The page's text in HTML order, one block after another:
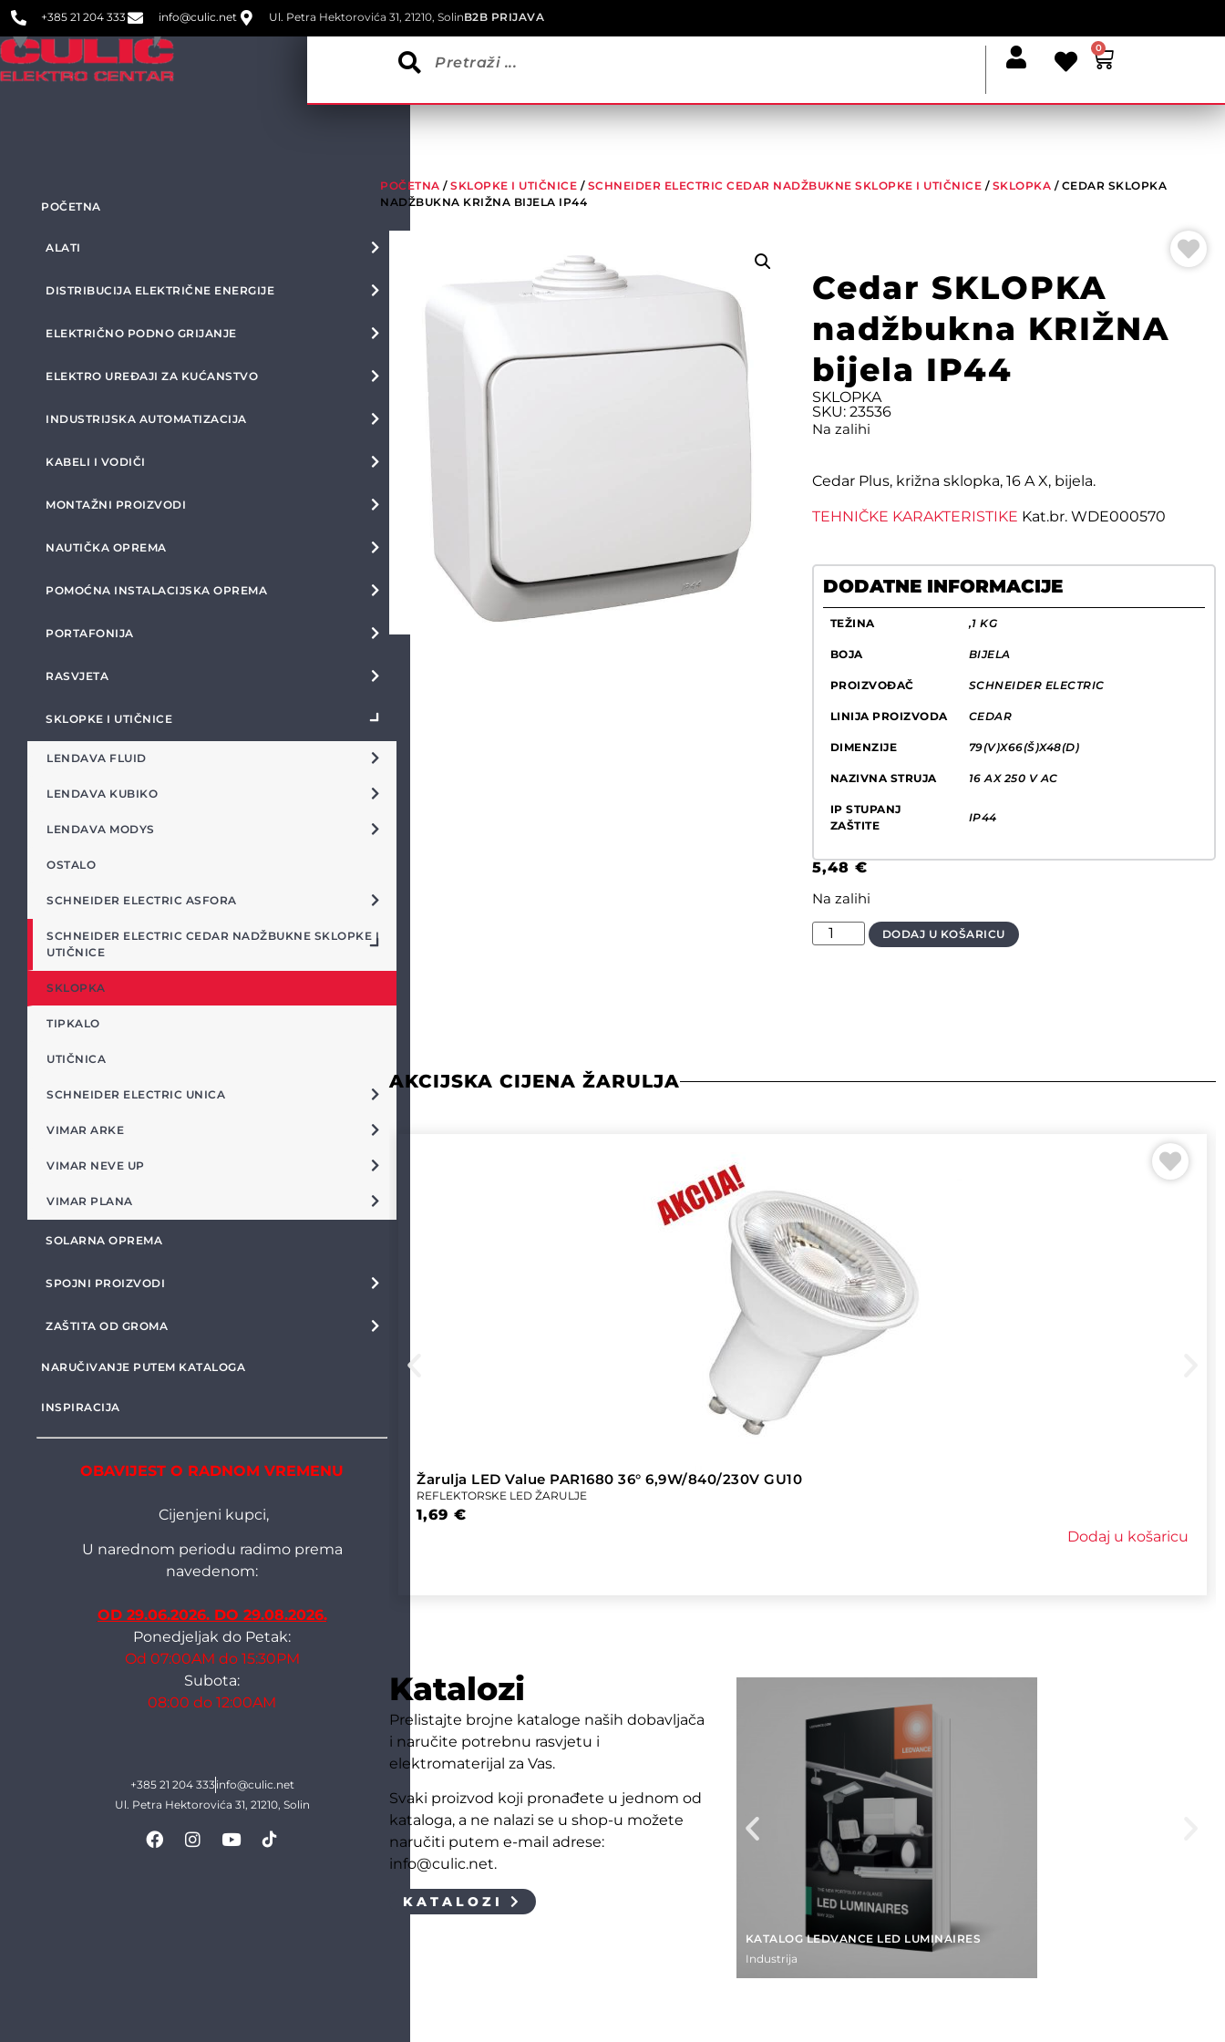
+385 21 204 333 info@culic.net Ul. Petra Hektorovića 31, 21210, SolinB2B PRIJAVA
0
POČETNA
ALATI
DISTRIBUCIJA ELEKTRIČNE ENERGIJE
ELEKTRIČNO PODNO GRIJANJE
ELEKTRO UREĐAJI ZA KUĆANSTVO
INDUSTRIJSKA AUTOMATIZACIJA
KABELI I VODIČI
MONTAŽNI PROIZVODI
NAUTIČKA OPREMA
POMOĆNA INSTALACIJSKA OPREMA
PORTAFONIJA
RASVJETA
SKLOPKE I UTIČNICE
LENDAVA FLUID
LENDAVA KUBIKO
LENDAVA MODYS
OSTALO
SCHNEIDER ELECTRIC ASFORA
SCHNEIDER ELECTRIC CEDAR NADŽBUKNE SKLOPKE I
UTIČNICE
SKLOPKA
TIPKALO
UTIČNICA
SCHNEIDER ELECTRIC UNICA
VIMAR ARKE
VIMAR NEVE UP
VIMAR PLANA
SOLARNA OPREMA
SPOJNI PROIZVODI
ZAŠTITA OD GROMA
NARUČIVANJE PUTEM KATALOGA
INSPIRACIJA
OBAVIJEST O RADNOM VREMENU
Cijenjeni kupci,
U narednom periodu radimo prema
navedenom:
OD 29.06.2026. DO 29.08.2026.
Ponedjeljak do Petak:
Od 07:00AM do 15:30PM
Subota:
08:00 do 12:00AM
+385 21 204 333info@culic.net
Ul. Petra Hektorovića 31, 21210, Solin
POČETNA /SKLOPKE I UTIČNICE / SCHNEIDER ELECTRIC CEDAR NADŽBUKNE SKLOPKE I UTIČNICE / SKLOPKA / CEDAR SKLOPKA
NADŽBUKNA KRIŽNA BIJELA IP44
Cedar SKLOPKA
nadžbukna KRIŽNA
bijela IP44
SKLOPKA
SKU: 23536
Na zalihi
Cedar Plus, križna sklopka, 16 A X, bijela.
TEHNIČKE KARAKTERISTIKE Kat.br. WDE000570
DODATNE INFORMACIJE
TEŽINA ,1 KG
BOJA BIJELA
PROIZVOĐAČ SCHNEIDER ELECTRIC
LINIJA PROIZVODA CEDAR
DIMENZIJE 79(V)X66(Š)X48(D)
NAZIVNA STRUJA 16 AX 250 V AC
IP STUPANJ
ZAŠTITE
IP44
5,48 €
Na zalihi
DODAJ U KOŠARICU
AKCIJSKA CIJENA ŽARULJA
Žarulja LED Value PAR1680 36° 6,9W/840/230V GU10
REFLEKTORSKE LED ŽARULJE
1,69€
Dodaj u košaricu
Katalozi
Prelistajte brojne kataloge naših dobavljača
i naručite potrebnu rasvjetu i
elektromaterijal za Vas.
Svaki proizvod koji pronađete u jednom od
kataloga, a ne nalazi se u shop-u možete
naručiti putem e-mail adrese:
info@culic.net.
KATALOZI
KATALOG LEDVANCE LED LUMINAIRES
Industrija